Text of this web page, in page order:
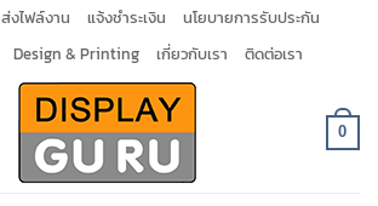
ส่งไฟล์งาน แจ้งชำระเงิน
นโยบายการรับประกัน
Design & Printing เกี่ยวกับเรา ติดต่อเรา
0